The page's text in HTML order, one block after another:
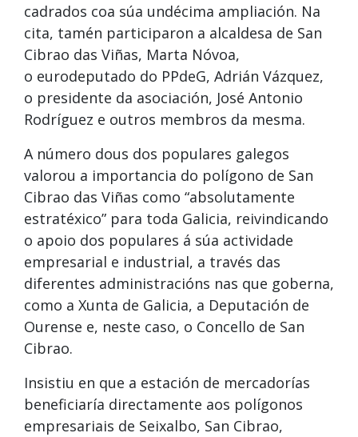
cadrados coa súa undécima ampliación. Na
cita, tamén participaron a alcaldesa de San
Cibrao das Viñas, Marta Nóvoa,
o eurodeputado do PPdeG, Adrián Vázquez,
o presidente da asociación, José Antonio
Rodríguez e outros membros da mesma.
A número dous dos populares galegos
valorou a importancia do polígono de San
Cibrao das Viñas como “absolutamente
estratéxico” para toda Galicia, reivindicando
o apoio dos populares á súa actividade
empresarial e industrial, a través das
diferentes administracións nas que goberna,
como a Xunta de Galicia, a Deputación de
Ourense e, neste caso, o Concello de San
Cibrao.
Insistiu en que a estación de mercadorías
beneficiaría directamente aos polígonos
empresariais de Seixalbo, San Cibrao,